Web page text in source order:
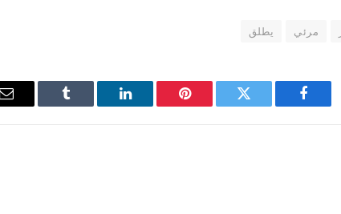
مرئي يطلق
فيسبوك
تويتر بينتيريستلينكدإن Tumblr